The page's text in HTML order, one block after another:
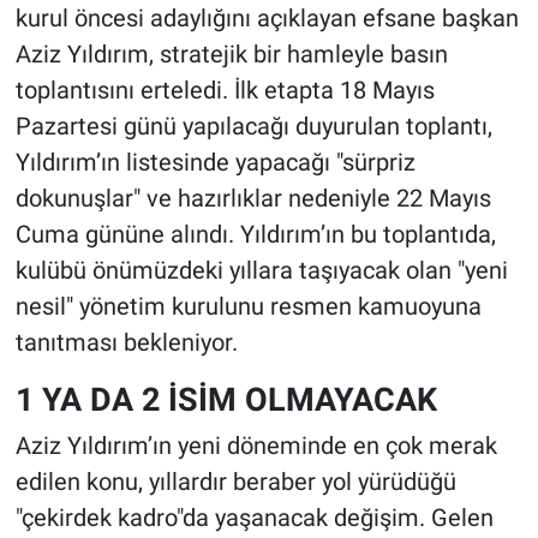
kurul öncesi adaylığını açıklayan efsane başkan
Aziz Yıldırım, stratejik bir hamleyle basın
toplantısını erteledi. İlk etapta 18 Mayıs
Pazartesi günü yapılacağı duyurulan toplantı,
Yıldırım’ın listesinde yapacağı "sürpriz
dokunuşlar" ve hazırlıklar nedeniyle 22 Mayıs
Cuma gününe alındı. Yıldırım’ın bu toplantıda,
kulübü önümüzdeki yıllara taşıyacak olan "yeni
nesil" yönetim kurulunu resmen kamuoyuna
tanıtması bekleniyor.
1 YA DA 2 İSİM OLMAYACAK
Aziz Yıldırım’ın yeni döneminde en çok merak
edilen konu, yıllardır beraber yol yürüdüğü
"çekirdek kadro"da yaşanacak değişim. Gelen